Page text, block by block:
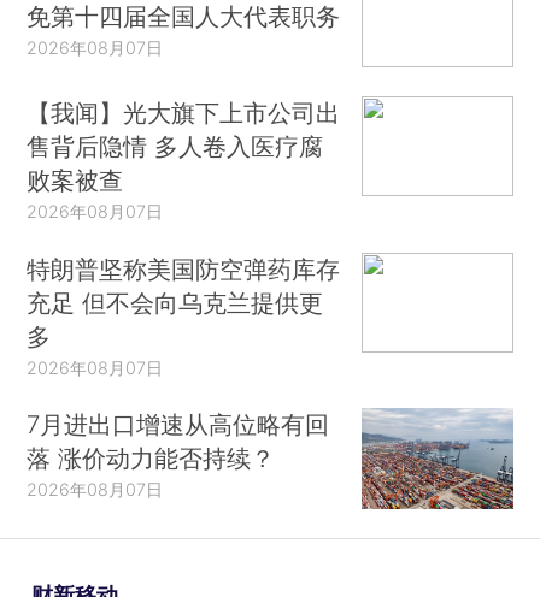
免第十四届全国人大代表职务
2026年08月07日
【我闻】光大旗下上市公司出
售背后隐情 多人卷入医疗腐
败案被查
2026年08月07日
特朗普坚称美国防空弹药库存
充足 但不会向乌克兰提供更
多
2026年08月07日
7月进出口增速从高位略有回
落 涨价动力能否持续？
2026年08月07日